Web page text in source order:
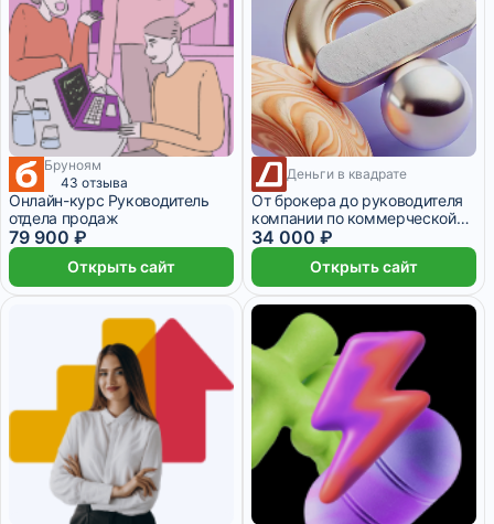
Бруноям
43 отзыва
Онлайн-курс Руководитель
отдела продаж
79 900 ₽
Открыть сайт
11 334 ₽/мес 2 месяца
Деньги в квадрате
От брокера до руководителя
компании по коммерческой
недвижимости
34 000 ₽
Открыть сайт